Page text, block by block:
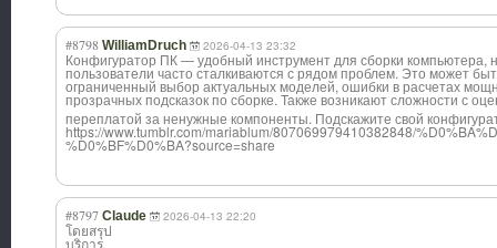
#8798 WilliamDruch 2026-04-13 23:32
Конфигуратор ПК — удобный инструмент для сборки компьютера,
пользователи часто сталкиваются с рядом проблем. Это может
ограниченный выбор актуальных моделей, ошибки в расчетах
прозрачных подсказок по сборке. Также возникают сложности с
переплатой за ненужные компоненты. Подскажите свой
https://www.tumblr.com/mariablum/807069979410382848/
%D0%BF%D0%BA?source=share
#8797 Claude 2026-04-13 22:20
โดยสรุป
บริการ